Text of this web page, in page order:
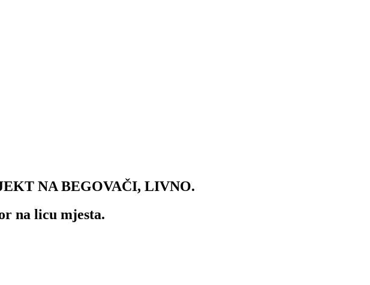
NA BEGOVAČI, LIVNO.
na licu mjesta.